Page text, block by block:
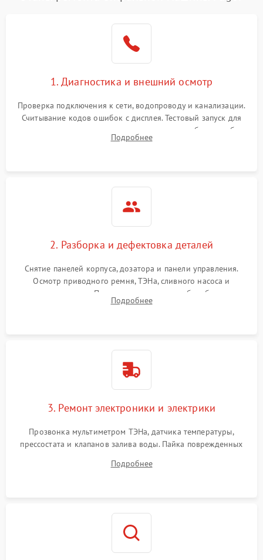
1. Диагностика и внешний осмотр
Проверка подключения к сети, водопроводу и канализации.
Считывание кодов ошибок с дисплея. Тестовый запуск для
выявления посторонних шумов, протечек или сбоев в работе
электронного модуля управления.
Подробнее
2. Разборка и дефектовка деталей
Снятие панелей корпуса, дозатора и панели управления.
Осмотр приводного ремня, ТЭНа, сливного насоса и
амортизаторов. Проверка подшипников барабана и
крестовины на износ, а манжеты люка на разрывы.
Подробнее
3. Ремонт электроники и электрики
Прозвонка мультиметром ТЭНа, датчика температуры,
прессостата и клапанов залива воды. Пайка поврежденных
Восстановление целостности проводки и контактов.
Подробнее